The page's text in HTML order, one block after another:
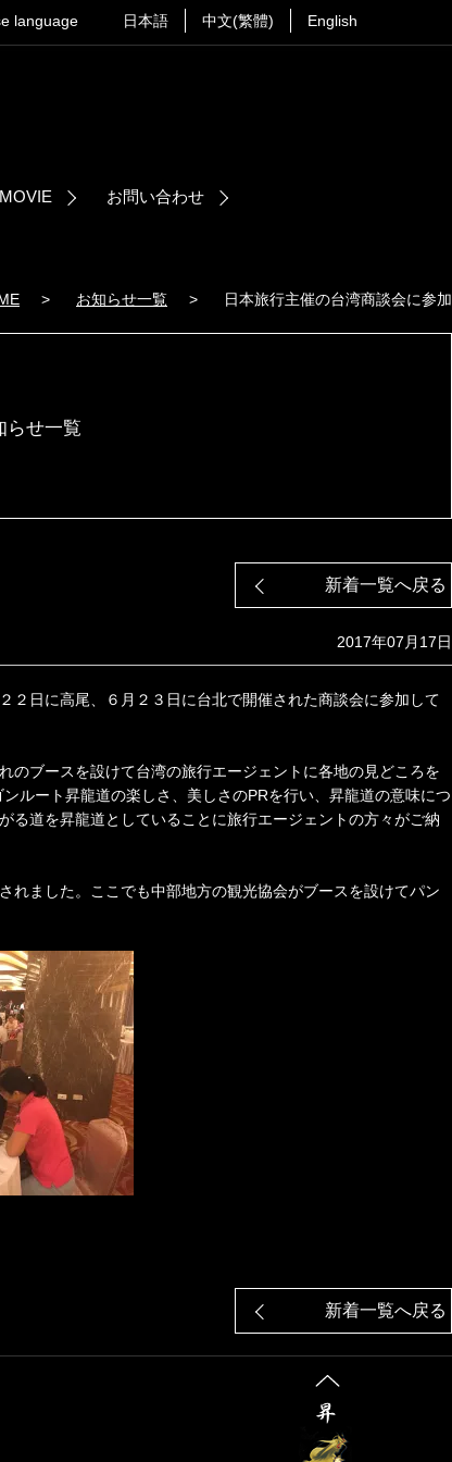
language 日本語 中文(繁體) English
お問い合わせ
> お知らせ一覧 > 日本旅行主催の台湾商談会に参加
らせ一覧
新着一覧へ戻る
2017年07月17日
２日に高尾、６月２３日に台北で開催された商談会に参加して
のブースを設けて台湾の旅行エージェントに各地の見どころを
ルート昇龍道の楽しさ、美しさのPRを行い、昇龍道の意味につ
る道を昇龍道としていることに旅行エージェントの方々がご納
れました。ここでも中部地方の観光協会がブースを設けてパン
新着一覧へ戻る